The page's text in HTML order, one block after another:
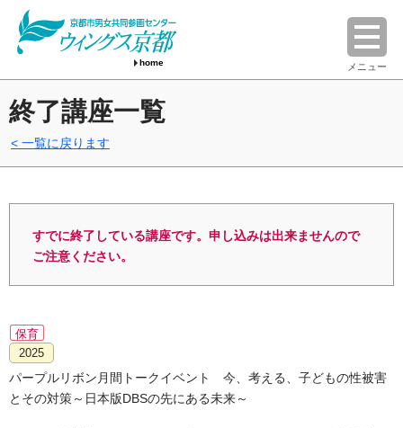
home メニュー
終了講座一覧
一覧に戻ります
すでに終了している講座です。申し込みは出来ませんので
ご注意ください。
保育
2025
パープルリボン月間トークイベント 今、考える、子どもの性被害
とその対策～日本版DBSの先にある未来～